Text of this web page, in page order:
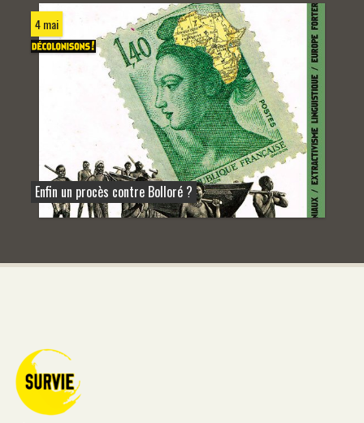
4 mai
Enfin un procès contre Bolloré ?